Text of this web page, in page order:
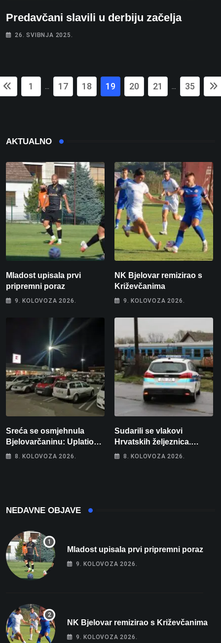
Predavčani slavili u derbiju začelja
26. SVIBNJA 2025.
1 ... 17 18 19 20 21 ... 35
AKTUALNO
Mladost upisala prvi
pripremni poraz
9. KOLOVOZA 2026.
NK Bjelovar remizirao s
Križevčanima
9. KOLOVOZA 2026.
Sreća se osmjehnula
Bjelovarčaninu: Uplatio
samo 4 eura, a osvojio
8. KOLOVOZA 2026.
Sudarili se vlakovi
Hrvatskih željeznica.
Šestero osoba teško
8. KOLOVOZA 2026.
NEDAVNE OBJAVE
Mladost upisala prvi pripremni poraz
9. KOLOVOZA 2026.
NK Bjelovar remizirao s Križevčanima
9. KOLOVOZA 2026.